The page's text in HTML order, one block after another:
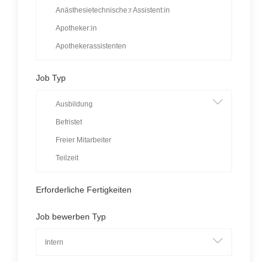
Job Typ
Erforderliche Fertigkeiten
Job bewerben Typ